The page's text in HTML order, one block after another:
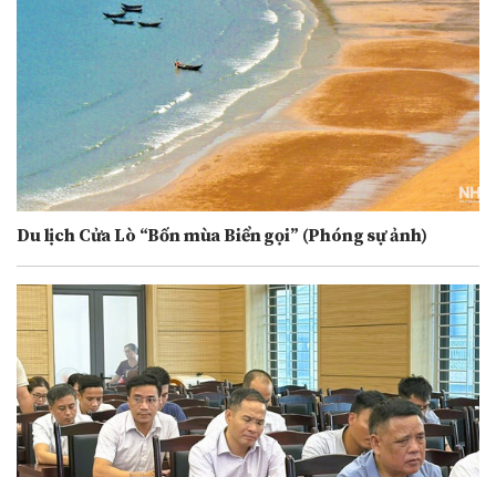
Du lịch Cửa Lò “Bốn mùa Biển gọi” (Phóng sự ảnh)